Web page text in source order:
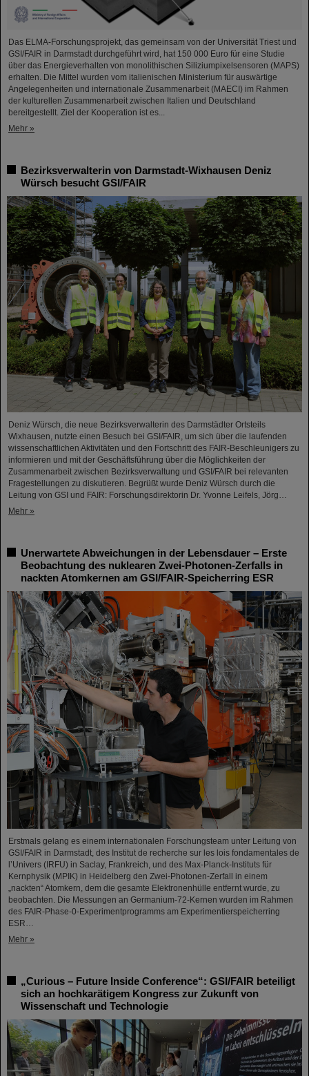
Das ELMA-Forschungsprojekt, das gemeinsam von der Universität Triest und
GSI/FAIR in Darmstadt durchgeführt wird, hat 150 000 Euro für eine Studie
über das Energieverhalten von monolithischen Siliziumpixelsensoren (MAPS)
erhalten. Die Mittel wurden vom italienischen Ministerium für auswärtige
Angelegenheiten und internationale Zusammenarbeit (MAECI) im Rahmen
der kulturellen Zusammenarbeit zwischen Italien und Deutschland
bereitgestellt. Ziel der Kooperation ist es...
Mehr »
Bezirksverwalterin von Darmstadt-Wixhausen Deniz
Würsch besucht GSI/FAIR
Deniz Würsch, die neue Bezirksverwalterin des Darmstädter Ortsteils
Wixhausen, nutzte einen Besuch bei GSI/FAIR, um sich über die laufenden
wissenschaftlichen Aktivitäten und den Fortschritt des FAIR-Beschleunigers zu
informieren und mit der Geschäftsführung über die Möglichkeiten der
Zusammenarbeit zwischen Bezirksverwaltung und GSI/FAIR bei relevanten
Fragestellungen zu diskutieren. Begrüßt wurde Deniz Würsch durch die
Leitung von GSI und FAIR: Forschungsdirektorin Dr. Yvonne Leifels, Jörg…
Mehr »
Unerwartete Abweichungen in der Lebensdauer – Erste
Beobachtung des nuklearen Zwei-Photonen-Zerfalls in
nackten Atomkernen am GSI/FAIR-Speicherring ESR
Erstmals gelang es einem internationalen Forschungsteam unter Leitung von
GSI/FAIR in Darmstadt, des Institut de recherche sur les lois fondamentales de
l’Univers (IRFU) in Saclay, Frankreich, und des Max-Planck-Instituts für
Kernphysik (MPIK) in Heidelberg den Zwei-Photonen-Zerfall in einem
„nackten“ Atomkern, dem die gesamte Elektronenhülle entfernt wurde, zu
beobachten. Die Messungen an Germanium-72-Kernen wurden im Rahmen
des FAIR-Phase-0-Experimentprogramms am Experimentierspeicherring
ESR…
Mehr »
„Curious – Future Inside Conference“: GSI/FAIR beteiligt
sich an hochkarätigem Kongress zur Zukunft von
Wissenschaft und Technologie